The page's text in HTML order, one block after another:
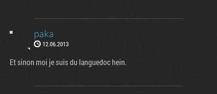
paka
12.06.2013
Et sinon moi je suis du languedoc hein.